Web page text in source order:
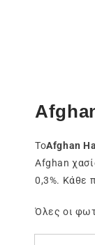
ΤοAfghan
Afghan
0,3%. Κάθε
Όλες οι